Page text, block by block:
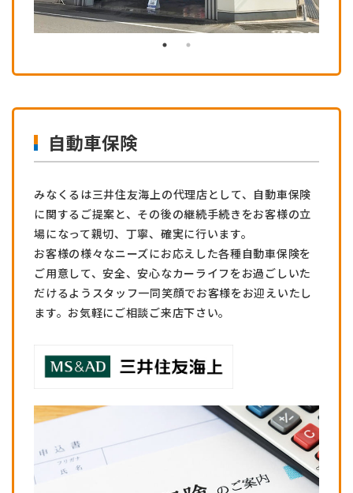
自動車保険
みなくるは三井住友海上の代理店として、自動車保険
に関するご提案と、その後の継続手続きをお客様の立
場になって親切、丁寧、確実に行います。
お客様の様々なニーズにお応えした各種自動車保険を
ご用意して、安全、安心なカーライフをお過ごしいた
だけるようスタッフ一同笑顔でお客様をお迎えいたし
ます。お気軽にご相談ご来店下さい。